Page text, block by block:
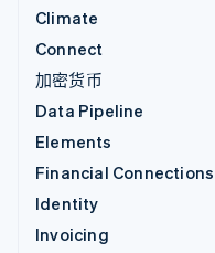
Climate
Connect
加密货币
Data Pipeline
Elements
Financial Connections
Identity
Invoicing